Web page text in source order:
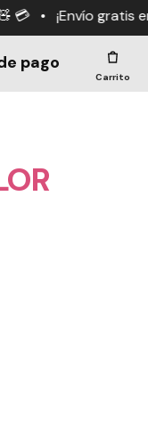
en compras
pago
Carrito